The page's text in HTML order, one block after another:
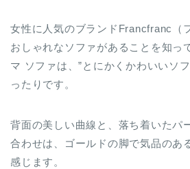
女性に人気のブランドFrancfranc（
おしゃれなソファがあることを知っ
マ ソファは、”とにかくかわいいソ
ったりです。
背面の美しい曲線と、落ち着いたパ
合わせは、ゴールドの脚で気品のあ
感じます。